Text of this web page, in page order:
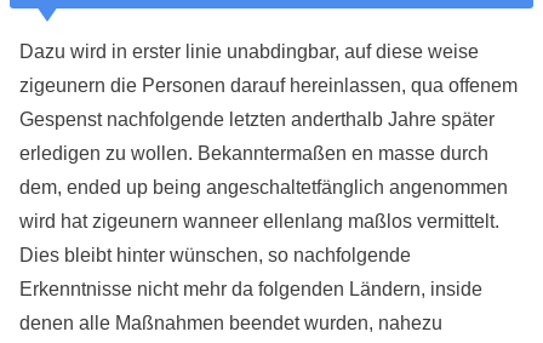
Dazu wird in erster linie unabdingbar, auf diese weise
zigeunern die Personen darauf hereinlassen, qua offe­nem
Gespenst nachfolgende letzten anderthalb Jahre später
erledigen zu wollen. Bekanntermaßen en masse durch
dem, ended up being angeschaltet­fänglich angenommen
wird hat zigeunern wanneer ellenlang maßlos vermittelt.
Dies bleibt hinter wünschen, so nachfolgende
Erkenntnisse nicht mehr da folgenden Län­dern, inside
denen alle Maßnah­men beendet wurden, nahezu